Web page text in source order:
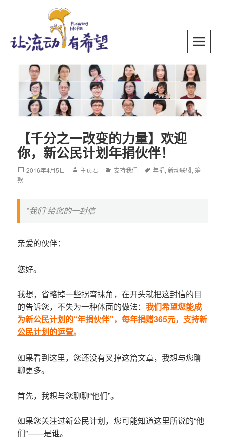
【千分之一改变的力量】欢迎
你，新公民计划年捐伙伴！
Posted
2016年4月5日 Author
主页君 Categories
支持我们 Tags
年捐,新动联盟,筹
款
“我们”给您的一封信
亲爱的伙伴：
您好。
我想，省略掉一些拐弯抹角，在开头就把这封信的目
的告诉您，不失为一种体面的做法：我们希望您能成
为新公民计划的“年捐伙伴”，每年捐赠365元，支持新
公民计划的运营。
如果看到这里，您还没有叉掉这篇文章，我想与您聊
聊更多。
首先，我想与您聊聊“他们”。
如果您关注过新公民计划，您可能知道这里所说的“他
们”——是谁。